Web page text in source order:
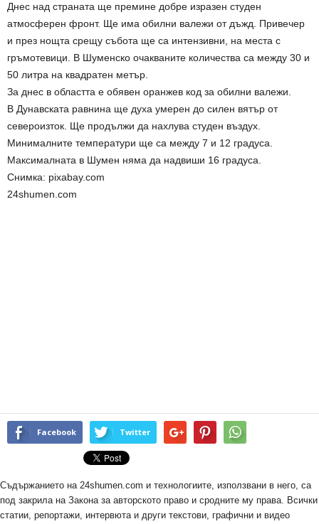
Днес над страната ще премине добре изразен студен
атмосферен фронт. Ще има обилни валежи от дъжд. Привечер
и през нощта срещу събота ще са интензивни, на места с
гръмотевици. В Шуменско очакваните количества са между 30 и
50 литра на квадратен метър.
За днес в областта е обявен оранжев код за обилни валежи.
В Дунавската равнина ще духа умерен до силен вятър от
североизток. Ще продължи да нахлува студен въздух.
Минималните температури ще са между 7 и 12 градуса.
Максималната в Шумен няма да надвиши 16 градуса.
Снимка: pixabay.com
24shumen.com
Facebook Twitter
Съдържанието на 24shumen.com и технологиите, използвани в него, са
под закрила на Закона за авторското право и сродните му права. Всички
статии, репортажи, интервюта и други текстови, графични и видео